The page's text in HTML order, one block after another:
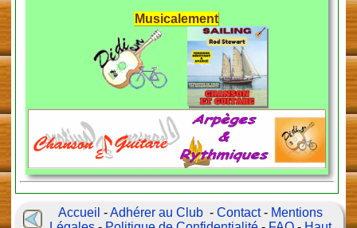
Musicalement
Accueil -Adhérer au Club -Contact- Mentions